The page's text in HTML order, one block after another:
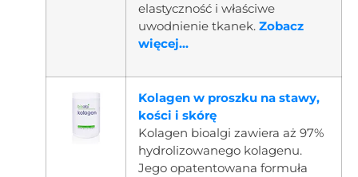
elastyczność i właściwe
uwodnienie tkanek. Zobacz
więcej...
Kolagen w proszku na stawy,
kości i skórę
Kolagen bioalgi zawiera aż 97%
hydrolizowanego kolagenu.
Jego opatentowana formuła